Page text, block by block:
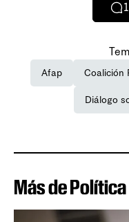
Afap Coalición
Diálogo
Más de Política